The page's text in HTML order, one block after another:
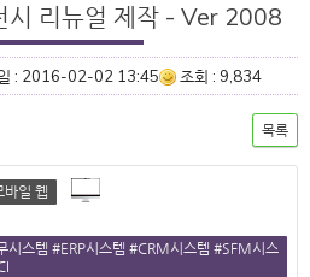
시 리뉴얼 제작 - Ver 2008
: 2016-02-02 13:45 조회 : 9,834
목록
바일 웹
시스템 #ERP시스템 #CRM시스템 #SFM시스